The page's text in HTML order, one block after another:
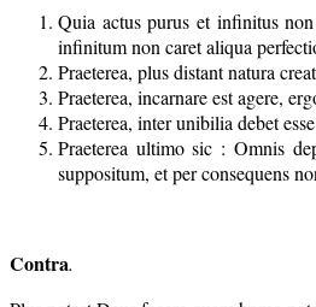
Quia actus purus et infinitus
infinitum non caret aliqua
Praeterea, plus distant natura
Praeterea, incarnare est agere,
Praeterea, inter unibilia debet
Praeterea ultimo sic : Omnis
suppositum, et per consequens
Contra.